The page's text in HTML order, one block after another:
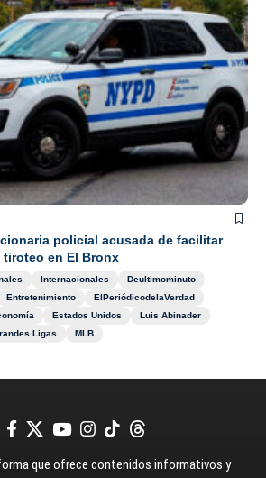
policial acusada de facilitar
en El Bronx
Internacionales
Deultimominuto
Entretenimiento
ElPeriódicodelaVerdad
Estados Unidos
Luis Abinader
Ligas MLB
que ofrece contenidos informativos y